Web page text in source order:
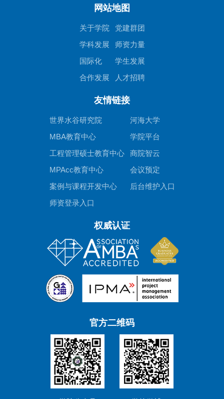
网站地图
关于学院
党建群团
学科发展
师资力量
国际化
学生发展
合作发展
人才招聘
友情链接
世界水谷研究院
河海大学
MBA教育中心
学院平台
工程管理硕士教育中心
商院智云
MPAcc教育中心
会议预定
案例与课程开发中心
后台维护入口
师资登录入口
权威认证
官方二维码